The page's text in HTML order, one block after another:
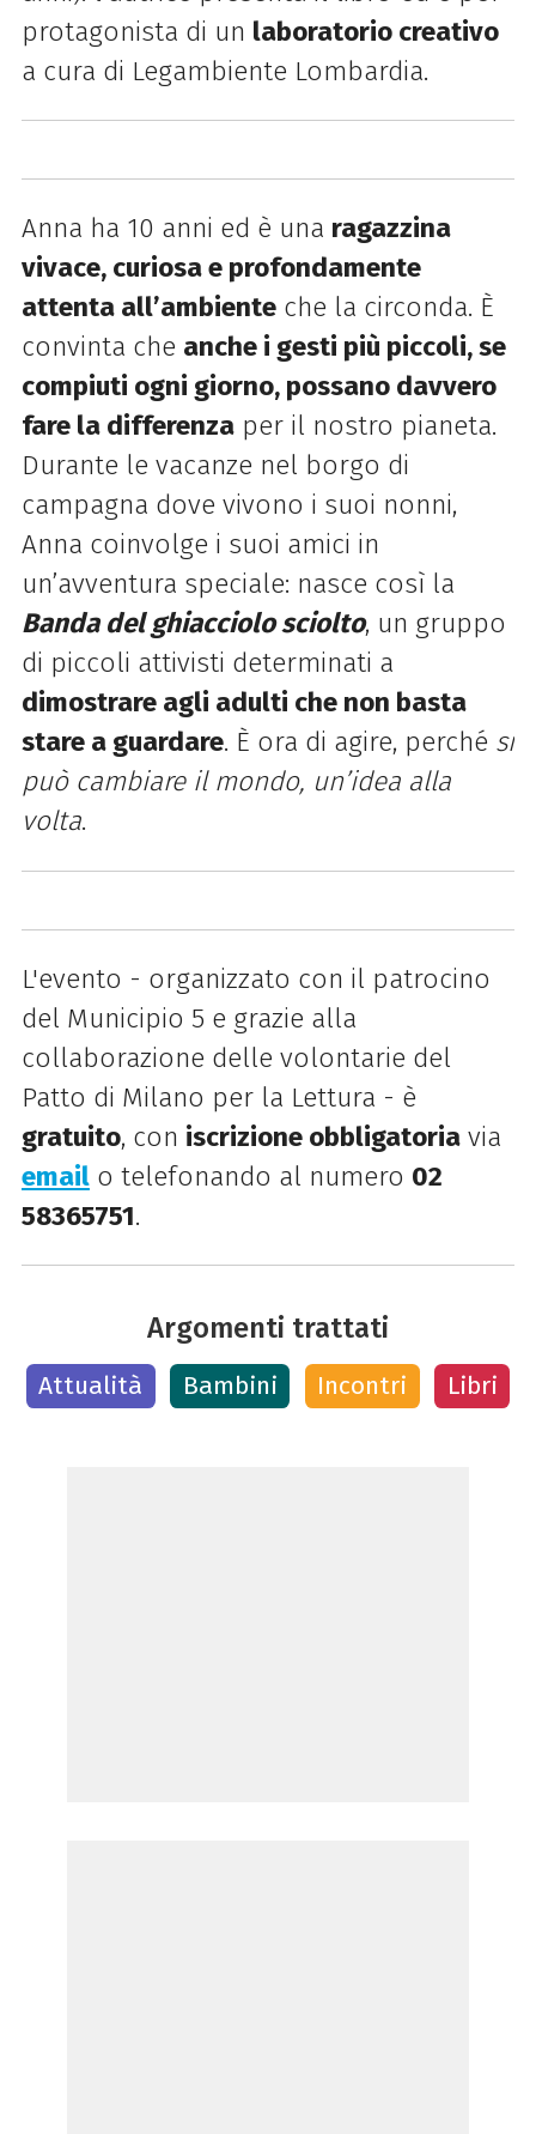
protagonista di un laboratorio creativo
a cura di Legambiente Lombardia.
Anna ha 10 anni ed è una ragazzina
vivace, curiosa e profondamente
attenta all’ambienteche la circonda. È
convinta che anche i gesti più piccoli, se
compiuti ogni giorno, possano davvero
fare la differenzaper il nostro pianeta.
Durante le vacanze nel borgo di
campagna dove vivono i suoi nonni,
Anna coinvolge i suoi amici in
un’avventura speciale: nasce così la
Banda del ghiacciolo sciolto, un gruppo
di piccoli attivisti determinati a
dimostrare agli adulti che non basta
stare a guardare. È ora di agire, perché si
può cambiare il mondo, un’idea alla
volta.
L'evento - organizzato con il patrocino
del Municipio 5 e grazie alla
collaborazione delle volontarie del
Patto di Milano per la Lettura - è
gratuito, con iscrizione obbligatoriavia
emailo telefonando al numero 02
58365751.
Argomenti trattati
Attualità Bambini Incontri Libri